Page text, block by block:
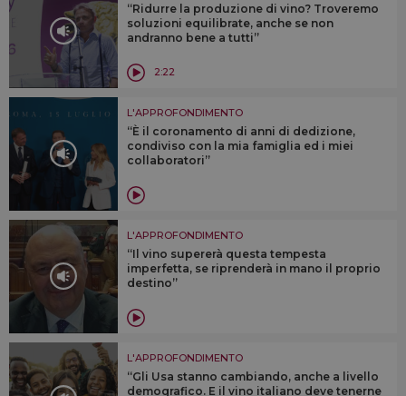
“Ridurre la produzione di vino? Troveremo
soluzioni equilibrate, anche se non
andranno bene a tutti”
2:22
L'APPROFONDIMENTO
“È il coronamento di anni di dedizione,
condiviso con la mia famiglia ed i miei
collaboratori”
L'APPROFONDIMENTO
“Il vino supererà questa tempesta
imperfetta, se riprenderà in mano il proprio
destino”
L'APPROFONDIMENTO
“Gli Usa stanno cambiando, anche a livello
demografico. E il vino italiano deve tenerne